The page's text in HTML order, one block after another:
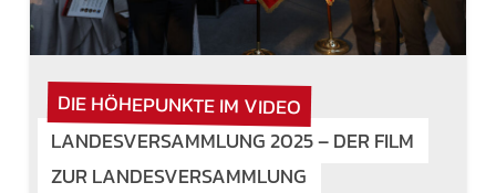
DIE HÖHEPUNKTE IM VIDEO
LANDESVERSAMMLUNG 2025 – DER FILM
ZUR LANDESVERSAMMLUNG